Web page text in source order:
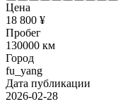
Цена
18 800 ¥
Пробег
130000 км
Город
fu_yang
Дата публикации
2026-02-28